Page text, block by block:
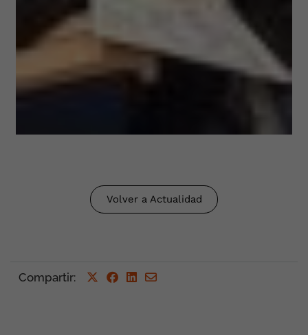
Volver a Actualidad
Compartir: